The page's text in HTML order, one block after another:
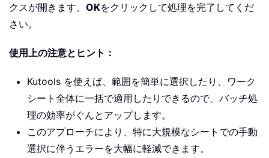
クスが開きます。 OKをクリックして処理を完了してくだ
さい。
使用上の注意とヒント：
Kutools を使えば、範囲を簡単に選択したり、ワーク
シート全体に一括で適用したりできるので、バッチ処
理の効率がぐんとアップします。
このアプローチにより、特に大規模なシートでの手動
選択に伴うエラーを大幅に軽減できます。